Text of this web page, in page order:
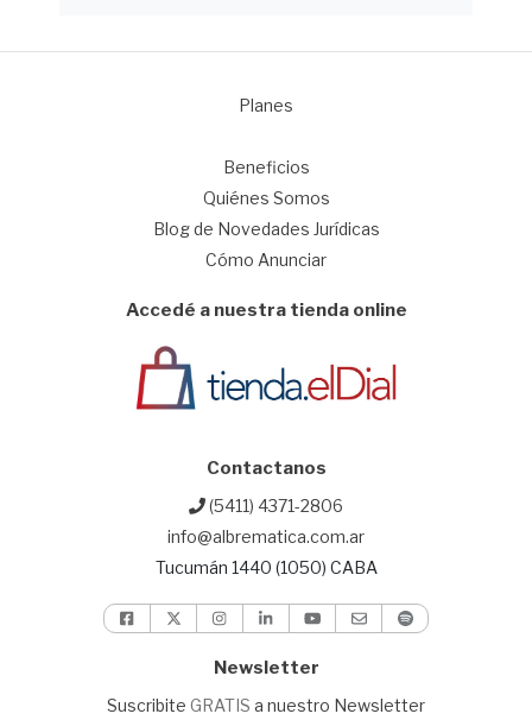
Planes
Beneficios
Quiénes Somos
Blog de Novedades Jurídicas
Cómo Anunciar
Accedé a nuestra tienda online
Contactanos
(5411) 4371-2806
info@albrematica.com.ar
Tucumán 1440 (1050) CABA
Newsletter
Suscribite GRATIS a nuestro Newsletter